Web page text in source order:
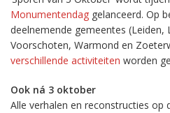
Monumentendag gelanceerd. Op
deelnemende gemeentes (Leiden,
Voorschoten, Warmond en
verschillende activiteiten worden
Ook ná 3 oktober
Alle verhalen en reconstructies op